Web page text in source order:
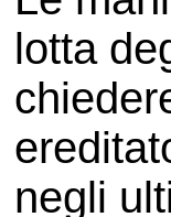
lotta
negli